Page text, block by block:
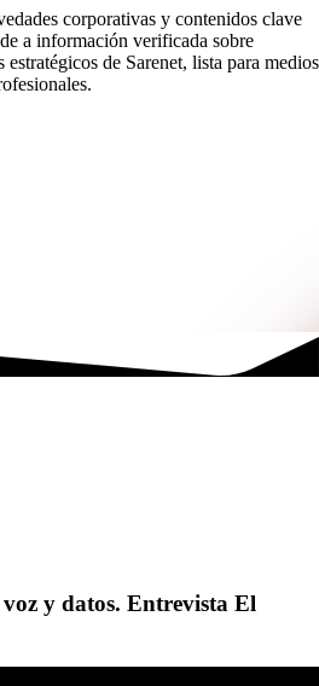
corporativas y contenidos clave
a información verificada sobre
de Sarenet, lista para medios
voz y datos. Entrevista El